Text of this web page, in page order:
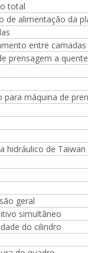
espalhadora de cola
rolos de
muito dura e
fornecida com
total
de alimentação da
entre camadas
prensagem a quente
para máquina de
hidráulico de Taiwan
geral
simultâneo
do cilindro